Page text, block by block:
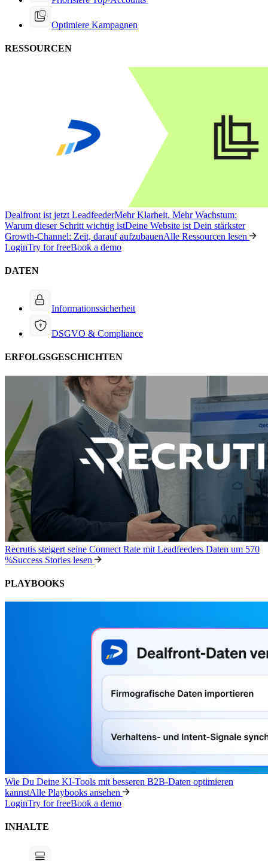
Optimiere Kampagnen
RESSOURCEN
Dealfront ist jetzt LeadfeederMehr Klarheit. Mehr Wachstum:
Warum dieser Schritt wichtig istDeine Website ist Dein stärkster
Growth-Channel: Zeit, darauf aufzubauenAlle Ressourcen lesen
LoginTry for freeBook a demo
DATEN
Informationssicherheit
DSGVO & Compliance
ERFOLGSGESCHICHTEN
Recrutis steigert seine Connect Rate mit Leadfeeders Daten um 570
%Success Stories lesen
PLAYBOOKS
Wie Du Deine KI-Tools mit besseren B2B-Daten optimieren
kannstAlle Playbooks ansehen
LoginTry for freeBook a demo
INHALTE